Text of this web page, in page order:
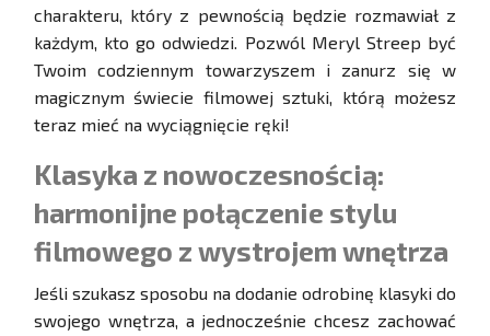
charakteru, który z pewnością będzie rozmawiał z
każdym, kto go odwiedzi. Pozwól Meryl Streep być
Twoim codziennym towarzyszem i zanurz się w
magicznym świecie filmowej sztuki, którą możesz
teraz mieć na wyciągnięcie ręki!
Klasyka z nowoczesnością:
harmonijne połączenie stylu
filmowego z wystrojem wnętrza
Jeśli szukasz sposobu na dodanie odrobinę klasyki do
swojego wnętrza, a jednocześnie chcesz zachować